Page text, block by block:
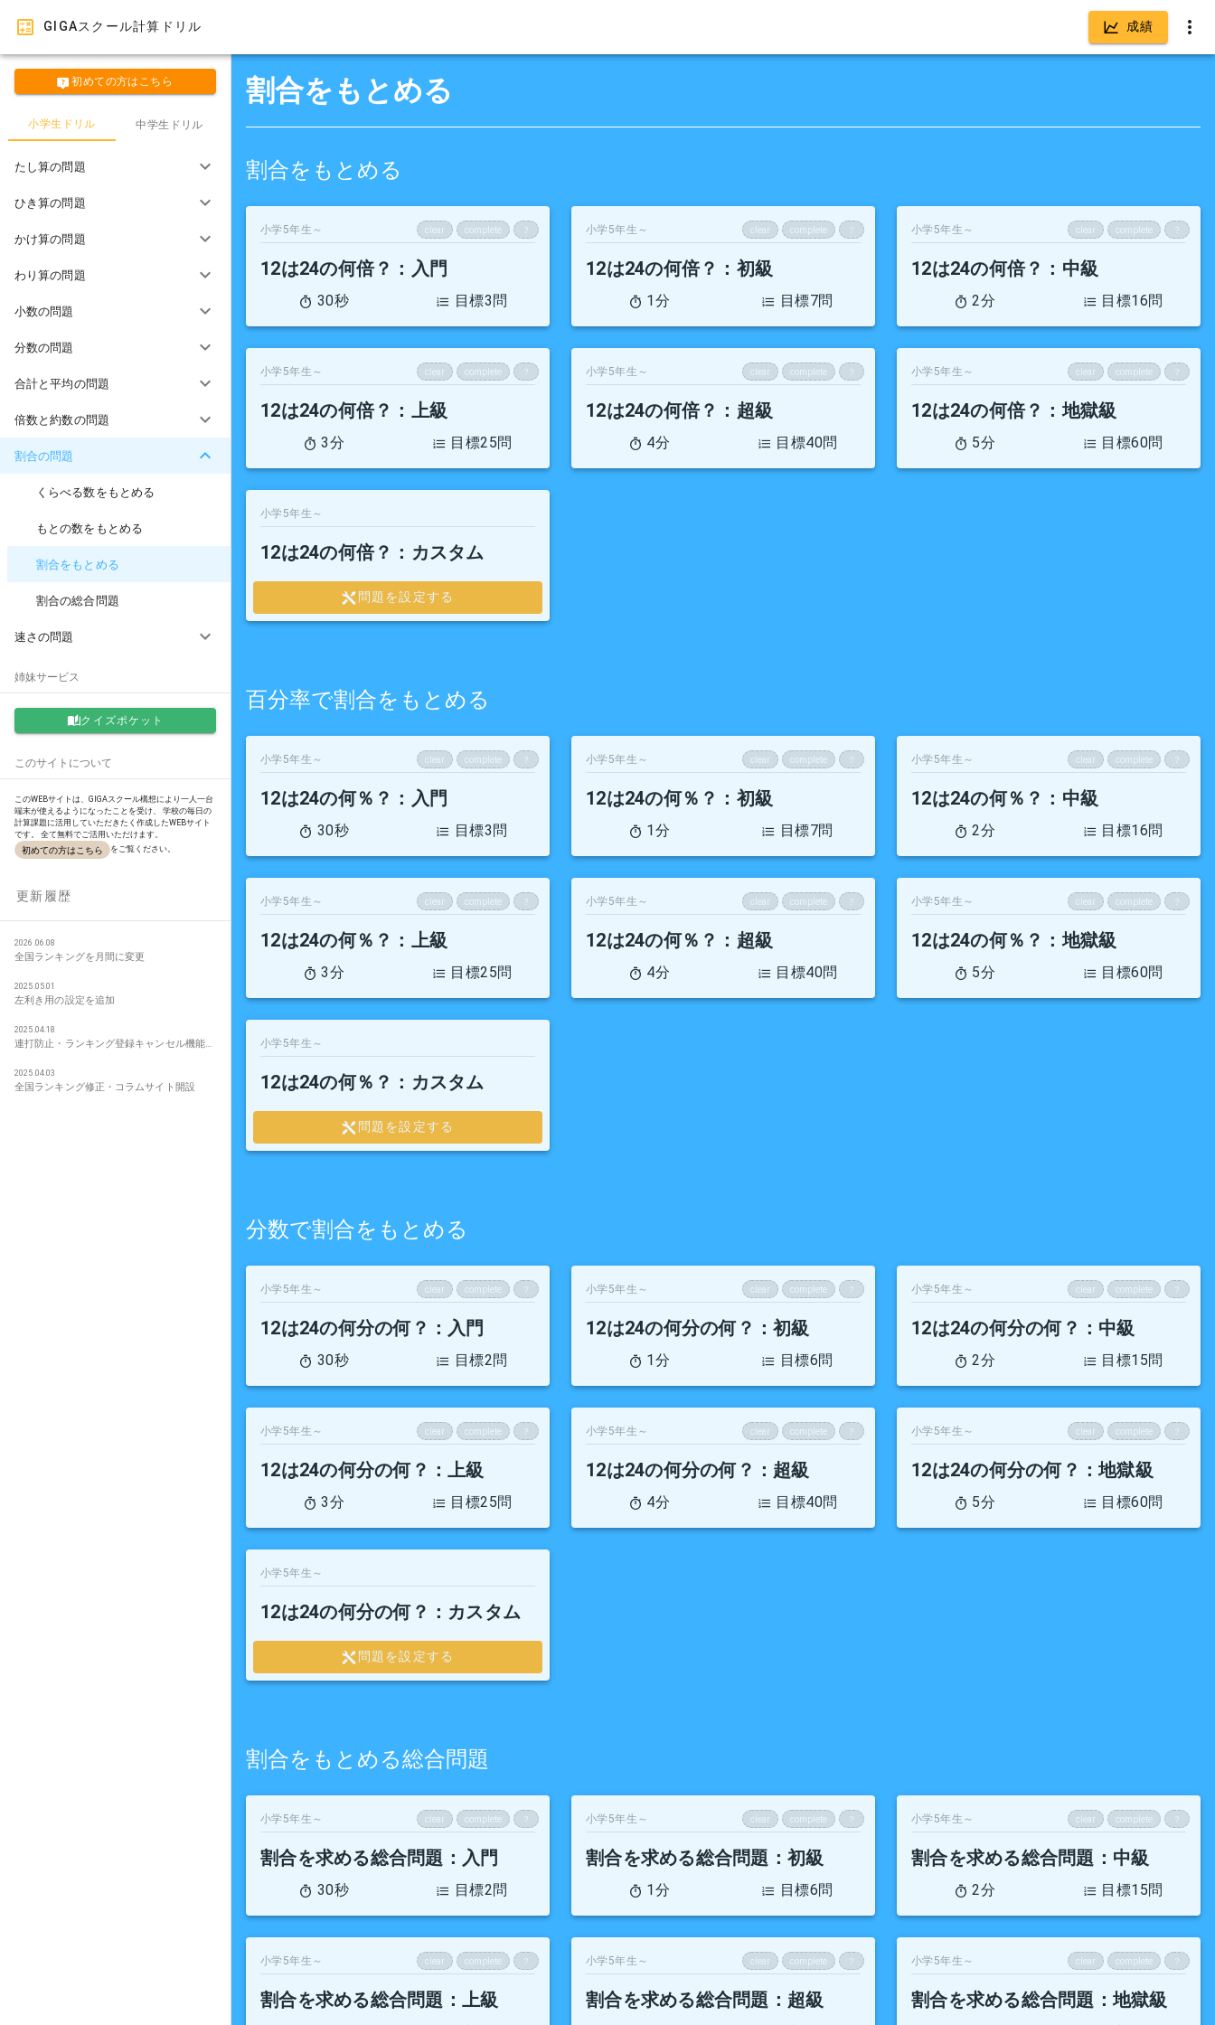
GIGAスクール計算ドリル 成績
初めての方はこちら
小学生ドリル 中学生ドリル
たし算の問題
ひき算の問題
かけ算の問題
わり算の問題
小数の問題
分数の問題
合計と平均の問題
倍数と約数の問題
割合の問題
くらべる数をもとめる
もとの数をもとめる
割合をもとめる
割合の総合問題
速さの問題
姉妹サービス
クイズポケット
このサイトについて
このWEBサイトは、GIGAスクール構想により一人一台
端末が使えるようになったことを受け、 学校の毎日の
計算課題に活用していただきたく作成したWEBサイト
です。 全て無料でご活用いただけます。
初めての方はこちら をご覧ください。
更新履歴
2026.06.08
全国ランキングを月間に変更
2025.05.01
左利き用の設定を追加
2025.04.18
連打防止・ランキング登録キャンセル機能追加
2025.04.03
全国ランキング修正・コラムサイト開設
割合をもとめる
割合をもとめる
clear complete
小学5年生～
12は24の何倍？ ：入門
30秒 目標3問
clear complete
小学5年生～
12は24の何倍？ ：初級
1分 目標7問
clear complete
小学5年生～
12は24の何倍？ ：中級
2分 目標16問
clear complete
小学5年生～
12は24の何倍？ ：上級
3分 目標25問
clear complete
小学5年生～
12は24の何倍？ ：超級
4分 目標40問
clear complete
小学5年生～
12は24の何倍？ ：地獄級
5分 目標60問
小学5年生～
12は24の何倍？ ：カスタム
問題を設定する
百分率で割合をもとめる
clear complete
小学5年生～
12は24の何％？ ：入門
30秒 目標3問
clear complete
小学5年生～
12は24の何％？ ：初級
1分 目標7問
clear complete
小学5年生～
12は24の何％？ ：中級
2分 目標16問
clear complete
小学5年生～
12は24の何％？ ：上級
3分 目標25問
clear complete
小学5年生～
12は24の何％？ ：超級
4分 目標40問
clear complete
小学5年生～
12は24の何％？ ：地獄級
5分 目標60問
小学5年生～
12は24の何％？ ：カスタム
問題を設定する
分数で割合をもとめる
clear complete
小学5年生～
12は24の何分の何？ ：入門
30秒 目標2問
clear complete
小学5年生～
12は24の何分の何？ ：初級
1分 目標6問
clear complete
小学5年生～
12は24の何分の何？ ：中級
2分 目標15問
clear complete
小学5年生～
12は24の何分の何？ ：上級
3分 目標25問
clear complete
小学5年生～
12は24の何分の何？ ：超級
4分 目標40問
clear complete
小学5年生～
12は24の何分の何？ ：地獄級
5分 目標60問
小学5年生～
12は24の何分の何？ ：カスタム
問題を設定する
割合をもとめる総合問題
clear complete
小学5年生～
割合を求める総合問題 ：入門
30秒 目標2問
clear complete
小学5年生～
割合を求める総合問題 ：初級
1分 目標6問
clear complete
小学5年生～
割合を求める総合問題 ：中級
2分 目標15問
clear complete
小学5年生～
割合を求める総合問題 ：上級
clear complete
小学5年生～
割合を求める総合問題 ：超級
clear complete
小学5年生～
割合を求める総合問題 ：地獄級